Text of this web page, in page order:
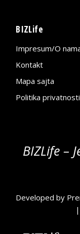
BIZLife
Impresum/O
Kontakt
Mapa sajta
Politika privatnosti
BIZLife –
Developed by